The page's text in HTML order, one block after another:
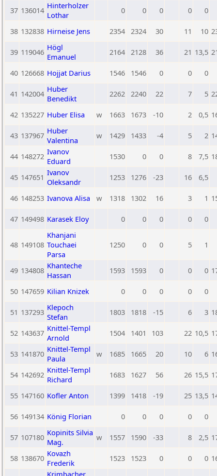
37 136014 Hinterholzer
Lothar
0 0 0 0 0
38 132838 Hirneise Jens 2354 2324 30 11 10
39 119046 Högl
Emanuel
2164 2128 36 21 13,5
40 126668 Hojjat Darius 1546 1546 0 0 0
41 142004 Huber
Benedikt
2262 2240 22 7 5
42 135227 Huber Elisa w 1663 1673 -10 2 0,5
43 137967 Huber
Valentina
w 1429 1433 -4 5 2
44 148272 Ivanov
Eduard
1530 0 0 8 7,5
45 147651 Ivanov
Oleksandr
1253 1276 -23 16 6,5
46 148253 Ivanova Alisa w 1318 1302 16 3 1
47 149498 Karasek Eloy 0 0 0 0 0
48 149108
Khanjani
Touchaei
Parsa
1250 0 0 5 1
49 134808 Khanteche
Hassan
1593 1593 0 0 0
50 147659 Kilian Knizek 0 0 0 0 0
51 137293 Klepoch
Stefan
1803 1818 -15 6 3
52 143637 Knittel-Templ
Arnold
1504 1401 103 22 10,5
53 141870 Knittel-Templ
Paula
w 1685 1665 20 10 6
54 142692 Knittel-Templ
Richard
1683 1627 56 26 15,5
55 147160 Kofler Anton 1399 1418 -19 25 13,5
56 149134 König Florian 0 0 0 0 0
57 107180 Kopinits Silvia
Mag.
w 1557 1590 -33 8 2,5
58 138670 Kovazh
Frederik
1523 1523 0 0 0
Krimbacher